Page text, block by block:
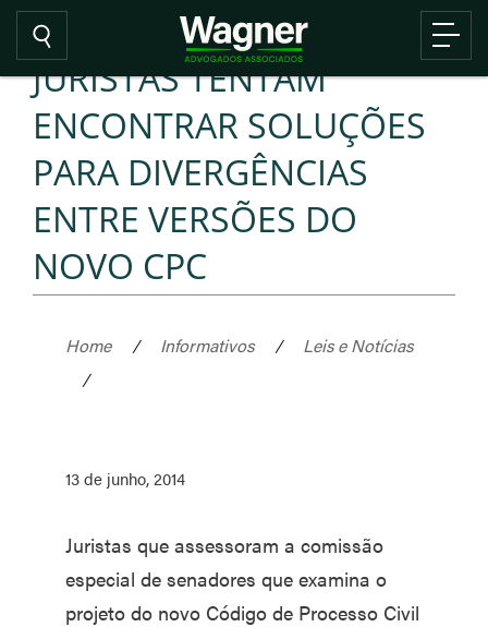
JURISTAS TENTAM
ENCONTRAR SOLUÇÕES
PARA DIVERGÊNCIAS
ENTRE VERSÕES DO
NOVO CPC
Home / Informativos /
Leis e Notícias
/
13 de junho, 2014
Juristas que assessoram a comissão
especial de senadores que examina o
projeto do novo Código de Processo Civil